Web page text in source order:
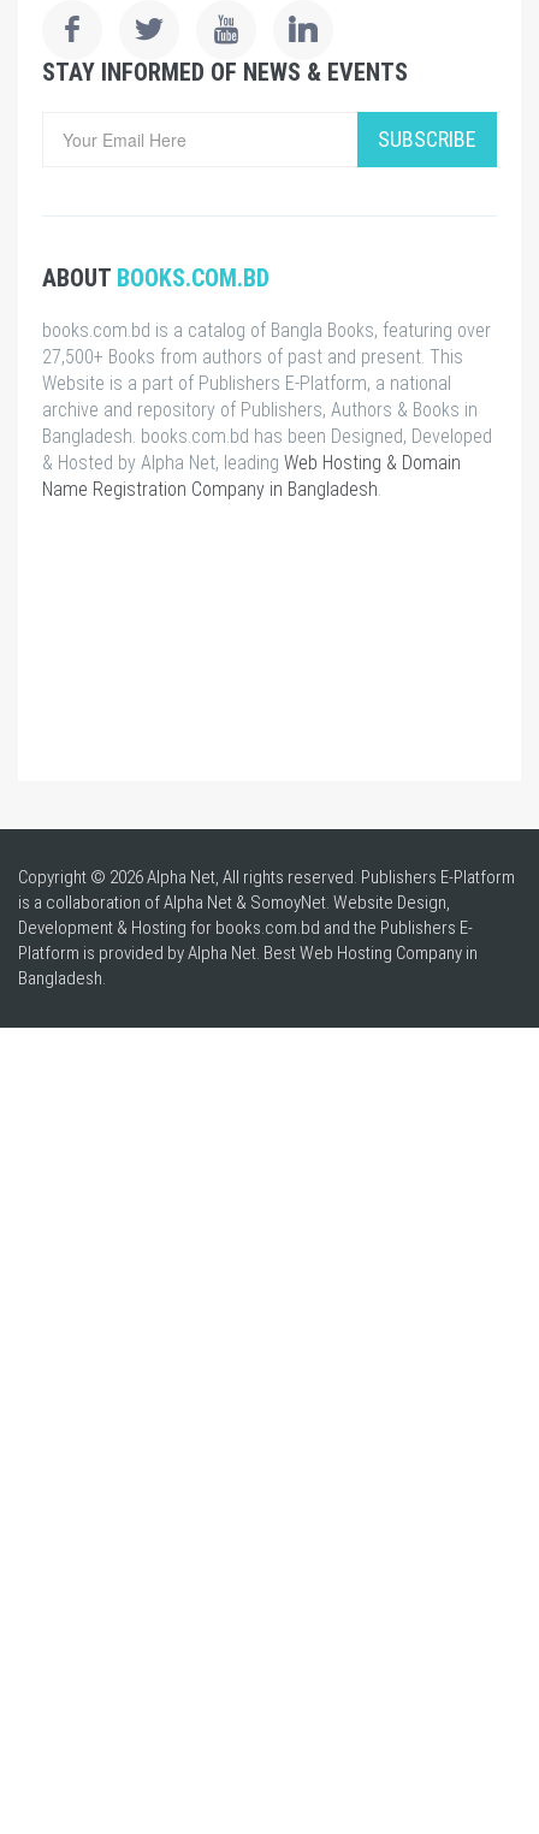
STAY INFORMED OF NEWS & EVENTS
SUBSCRIBE
ABOUT BOOKS.COM.BD
books.com.bd is a catalog of Bangla Books, featuring over
27,500+ Books from authors of past and present. This
Website is a part of Publishers E-Platform, a national
archive and repository of Publishers, Authors & Books in
Bangladesh. books.com.bd has been Designed, Developed
& Hosted by Alpha Net, leading Web Hosting & Domain
Name Registration Company in Bangladesh
Copyright © 2026 Alpha Net, All rights reserved. Publishers E-Platform
is a collaboration of Alpha Net & SomoyNet. Website Design,
Development & Hosting for books.com.bd and the Publishers E-
Platform is provided by Alpha Net. BestWeb Hosting Company in
Bangladesh.